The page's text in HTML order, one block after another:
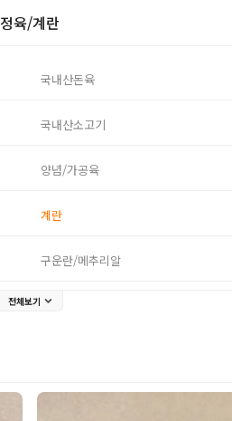
정육/계란
국내산돈육
국내산소고기
양념/가공육
계란
구운란/메추리알
전체보기